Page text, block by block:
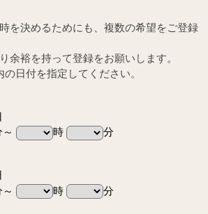
を決めるためにも、複数の希望をご登録
余裕を持って登録をお願いします。
日付を指定してください。
時
分
時 分